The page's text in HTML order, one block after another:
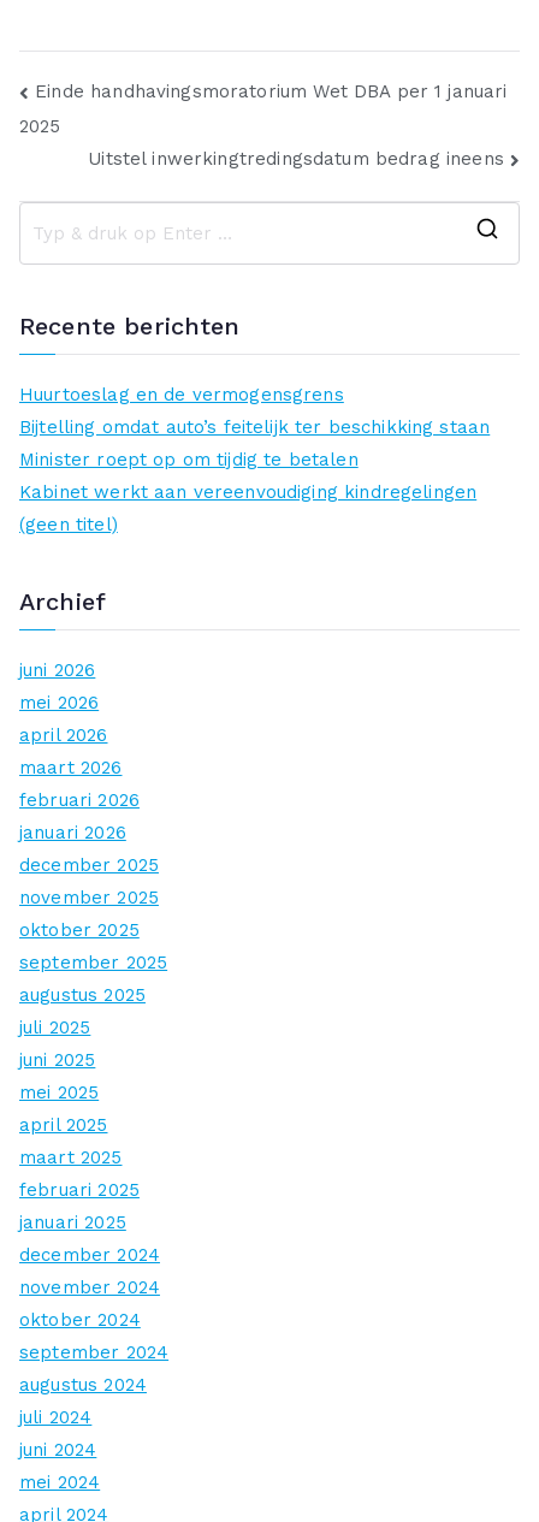
Bericht
navigatie
Einde handhavingsmoratorium Wet DBA per 1 januari
2025
Uitstel inwerkingtredingsdatum bedrag ineens
Recente berichten
Huurtoeslag en de vermogensgrens
Bijtelling omdat auto’s feitelijk ter beschikking staan
Minister roept op om tijdig te betalen
Kabinet werkt aan vereenvoudiging kindregelingen
(geen titel)
Archief
juni 2026
mei 2026
april 2026
maart 2026
februari 2026
januari 2026
december 2025
november 2025
oktober 2025
september 2025
augustus 2025
juli 2025
juni 2025
mei 2025
april 2025
maart 2025
februari 2025
januari 2025
december 2024
november 2024
oktober 2024
september 2024
augustus 2024
juli 2024
juni 2024
mei 2024
april 2024